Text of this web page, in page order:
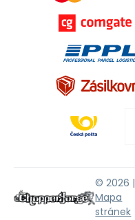
© 2026 |
Mapa
stránek